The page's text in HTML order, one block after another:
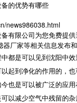
的优势有哪些
news986038.html
有限公司为您免费提供
厂家等相关信息发布
都是可以见到沈阳中
起到净化的作用的，
也是可以被广泛的应
以减少空气中残留的杂